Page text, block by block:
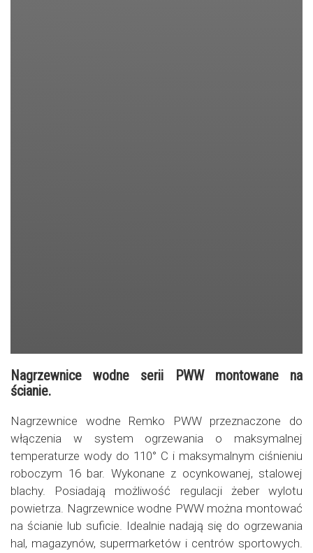
Nagrzewnice wodne serii PWW montowane na
ścianie.
Nagrzewnice wodne Remko PWW przeznaczone do
włączenia w system ogrzewania o maksymalnej
temperaturze wody do 110° C i maksymalnym ciśnieniu
roboczym 16 bar. Wykonane z ocynkowanej, stalowej
blachy. Posiadają możliwość regulacji żeber wylotu
powietrza. Nagrzewnice wodne PWW można montować
na ścianie lub suficie. Idealnie nadają się do ogrzewania
hal, magazynów, supermarketów i centrów sportowych.